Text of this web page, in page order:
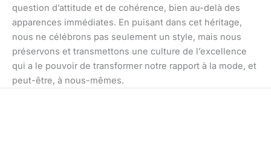
question d’attitude et de cohérence, bien au-delà des
apparences immédiates. En puisant dans cet héritage,
nous ne célébrons pas seulement un style, mais nous
préservons et transmettons une culture de l’excellence
qui a le pouvoir de transformer notre rapport à la mode, et
peut-être, à nous-mêmes.